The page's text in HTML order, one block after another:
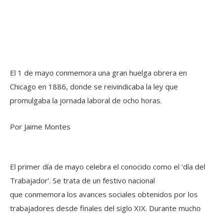
El 1 de mayo conmemora una gran huelga obrera en
Chicago en 1886, donde se reivindicaba la ley que
promulgaba la jornada laboral de ocho horas.
Por Jaime Montes
El primer día de mayo celebra el conocido como el ‘día del
Trabajador’. Se trata de un festivo nacional
que conmemora los avances sociales obtenidos por los
trabajadores desde finales del siglo XIX. Durante mucho